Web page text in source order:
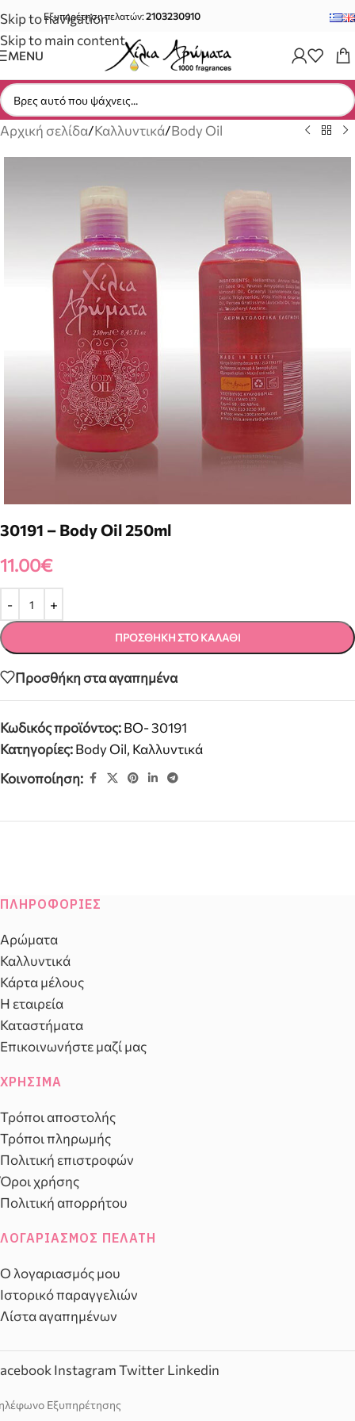
Skip to navigation
Skip to main content
Εξυπηρέτηση πελατών:2103230910
MENU
Αρχική σελίδα/Καλλυντικά/Body Oil
30191 – Body Oil 250ml
11.00€
ΠΡΟΣΘΉΚΗ ΣΤΟ ΚΑΛΆΘΙ
Προσθήκη στα αγαπημένα
Κωδικός προϊόντος:BO- 30191
Κατηγορίες:Body Oil, Καλλυντικά
Κοινοποίηση:
ΠΛΗΡΟΦΟΡΊΕΣ
Αρώματα
Καλλυντικά
Κάρτα μέλους
Η εταιρεία
Καταστήματα
Επικοινωνήστε μαζί μας
ΧΡΉΣΙΜΑ
Τρόποι αποστολής
Τρόποι πληρωμής
Πολιτική επιστροφών
Όροι χρήσης
Πολιτική απορρήτου
ΛΟΓΑΡΙΑΣΜΌΣ ΠΕΛΆΤΗ
Ο λογαριασμός μου
Ιστορικό παραγγελιών
Λίστα αγαπημένων
InstagramTwitterLinkedin
Εξυπηρέτησης